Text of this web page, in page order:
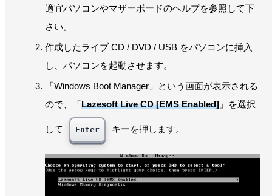
適宜パソコンやマザーボードのヘルプを参照して下
さい。
作成したライブ CD / DVD / USB をパソコンに挿入
し、パソコンを起動させます。
「Windows Boot Manager」という画面が表示される
ので、「Lazesoft Live CD [EMS Enabled] 」を選択
して Enter キーを押します。